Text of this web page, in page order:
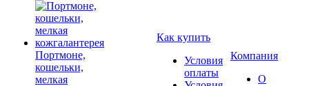
Портмоне,
кошельки,
мелкая
Как купить
Условия
оплаты
Компания
О